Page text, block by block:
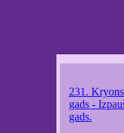
231.
gads -
gads.